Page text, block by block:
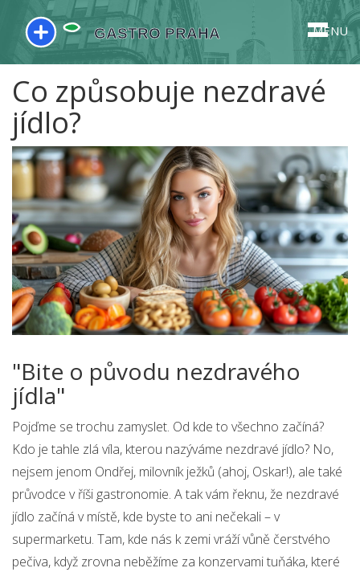
MENU
Co způsobuje nezdravé
jídlo?
"Bite o původu nezdravého
jídla"
Pojďme se trochu zamyslet. Od kde to všechno začíná?
Kdo je tahle zlá víla, kterou nazýváme nezdravé jídlo? No,
nejsem jenom Ondřej, milovník ježků (ahoj, Oskar!), ale také
průvodce v říši gastronomie. A tak vám řeknu, že nezdravé
jídlo začíná v místě, kde byste to ani nečekali – v
supermarketu. Tam, kde nás k zemi vráží vůně čerstvého
pečiva, když zrovna neběžíme za konzervami tuňáka, které